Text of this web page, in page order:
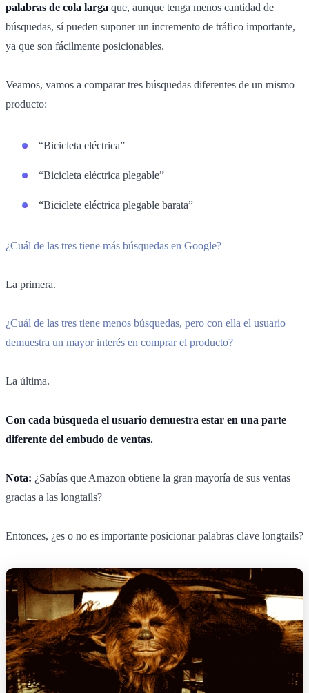
palabras de cola larga que, aunque tenga menos cantidad de
búsquedas, sí pueden suponer un incremento de tráfico importante,
ya que son fácilmente posicionables.
Veamos, vamos a comparar tres búsquedas diferentes de un mismo
producto:
“Bicicleta eléctrica”
“Bicicleta eléctrica plegable”
“Biciclete eléctrica plegable barata”
¿Cuál de las tres tiene más búsquedas en Google?
La primera.
¿Cuál de las tres tiene menos búsquedas, pero con ella el usuario
demuestra un mayor interés en comprar el producto?
La última.
Con cada búsqueda el usuario demuestra estar en una parte
diferente del embudo de ventas.
Nota: ¿Sabías que Amazon obtiene la gran mayoría de sus ventas
gracias a las longtails?
Entonces, ¿es o no es importante posicionar palabras clave longtails?